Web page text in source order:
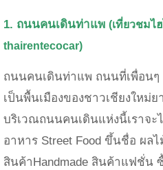
1. ถนนคนเดินท่าแพ (เที่ยวชมไ
thairentecocar)
ถนนคนเดินท่าแพ ถนนที่เพื่อนๆ
เป็นพื้นเมืองของชาวเชียงใหม่
บริเวณถนนคนเดินแห่งนี้เราจ
อาหาร Street Food ขึ้นชื่อ ผลไ
สินค้า Handmade สินค้าแฟชั่น